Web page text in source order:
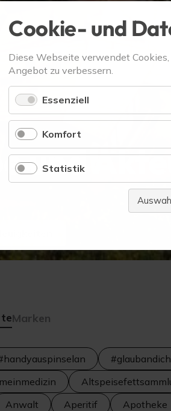
und
Marken
#glaubandich
Anwalt Aperitif Apotheke
Cookie- und
Diese Webseite verwendet
Angebot zu verbessern.
Essenziell
Komfort
Statistik